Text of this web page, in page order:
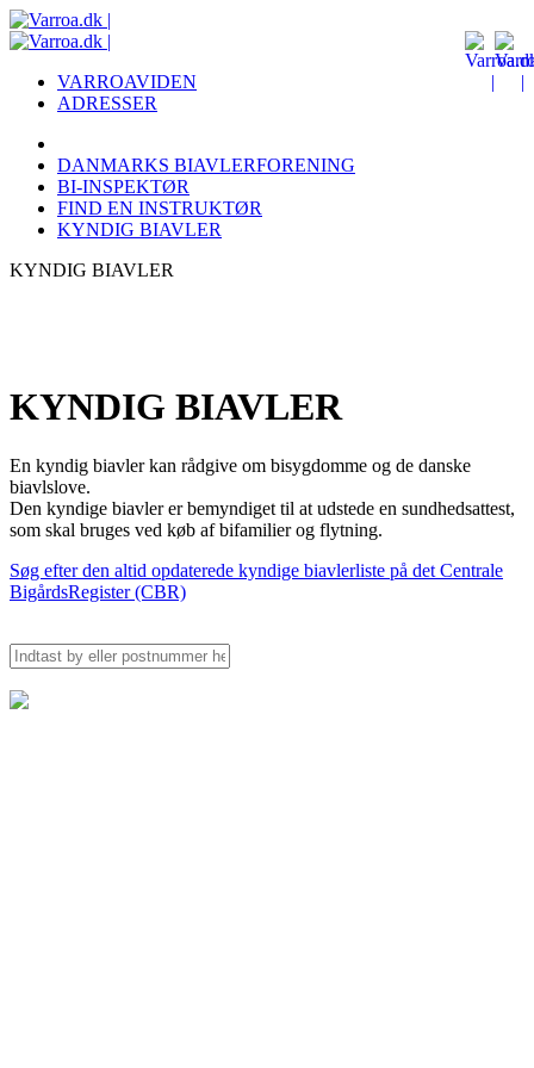
VARROAVIDEN
ADRESSER
DANMARKS BIAVLERFORENING
BI-INSPEKTØR
FIND EN INSTRUKTØR
KYNDIG BIAVLER
KYNDIG BIAVLER
KYNDIG BIAVLER
En kyndig biavler kan rådgive om bisygdomme og de danske
biavlslove.
Den kyndige biavler er bemyndiget til at udstede en sundhedsattest,
som skal bruges ved køb af bifamilier og flytning.
Søg efter den altid opdaterede kyndige biavlerliste på det Centrale
BigårdsRegister (CBR)